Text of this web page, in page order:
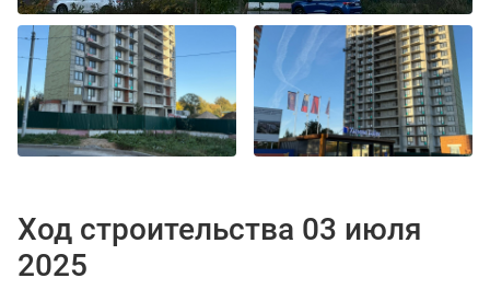
Ход строительства 03 июля
2025